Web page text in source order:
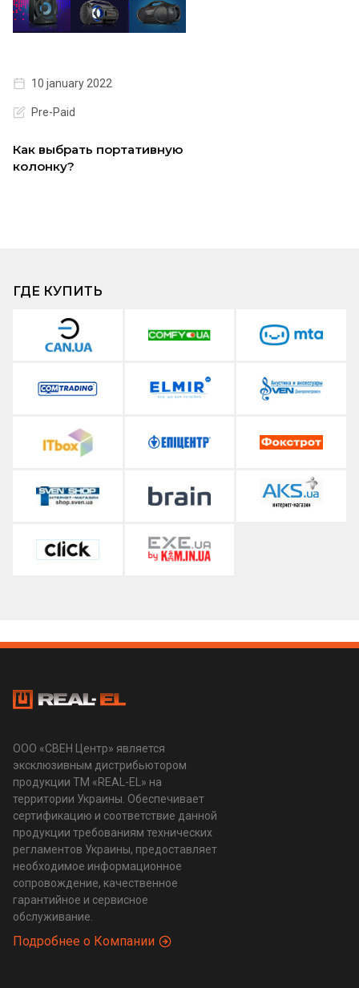
10 january 2022
Pre-Paid
Как выбрать портативную
колонку?
ГДЕ КУПИТЬ
ООО «СВЕН Центр» является
эксклюзивным дистрибьютором
продукции ТМ «REAL-EL» на
территории Украины. Обеспечивает
сертификацию и соответствие данной
продукции требованиям технических
регламентов Украины, предоставляет
необходимое информационное
сопровождение, качественное
гарантийное и сервисное
обслуживание.
Подробнее о Компании